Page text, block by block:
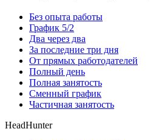
Без опыта работы
График 5/2
Два через два
За последние три дня
От прямых работодателей
Полный день
Полная занятость
Сменный график
Частичная занятость
HeadHunter